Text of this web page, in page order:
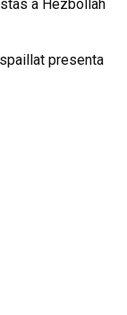
a Hezbollah
presenta